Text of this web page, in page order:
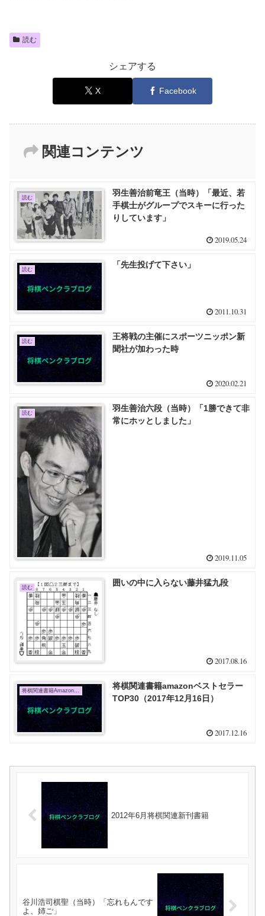
読む
シェアする
X Facebook
関連コンテンツ
読む
羽生善治前竜王（当時）「最近、若
手棋士がグループでスキーに行った
りしています」
2019.05.24
読む 「先生投げて下さい」
2011.10.31
読む
王将戦の主催にスポーツニッポン新
聞社が加わった時
2020.02.21
読む
羽生善治六段（当時）「1勝できて非
常にホッとしました」
2019.11.05
読む 囲いの中に入らない藤井猛九段
2017.08.16
将棋関連書籍Amazon売上TOP10
将棋関連書籍amazonベストセラー
TOP30（2017年12月16日）
2017.12.16
2012年6月将棋関連新刊書籍
谷川浩司棋聖（当時）「忘れもんです
よ、姉ご」